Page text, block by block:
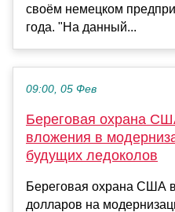
своём немецком
года. "На данный...
09:00, 05 Фев
Береговая охрана
вложения в
будущих ледоколов
Береговая охрана США
долларов на